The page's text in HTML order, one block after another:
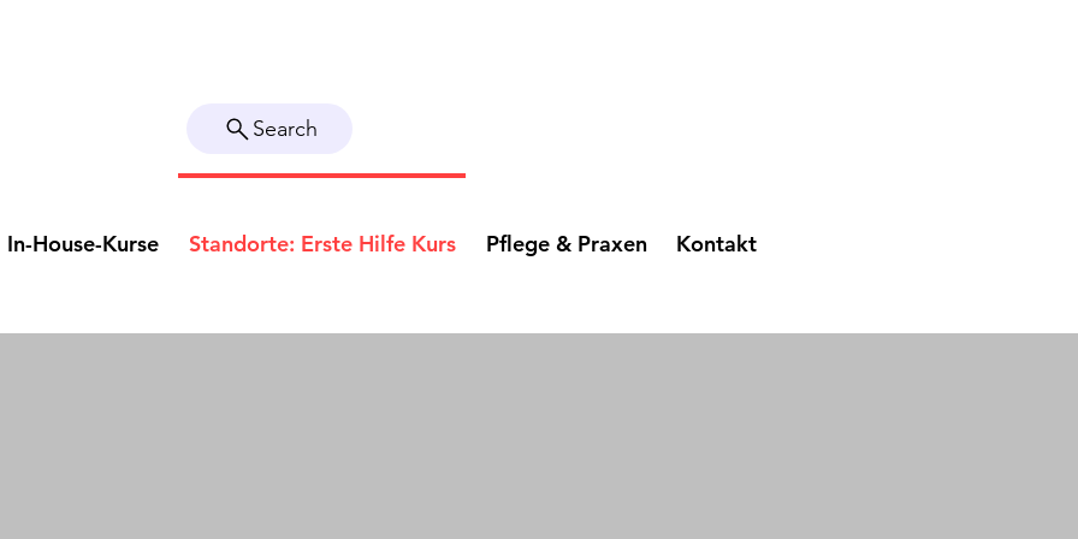
Search
In-House-Kurse Standorte: Erste Hilfe Kurs Pflege & Praxen Kontakt